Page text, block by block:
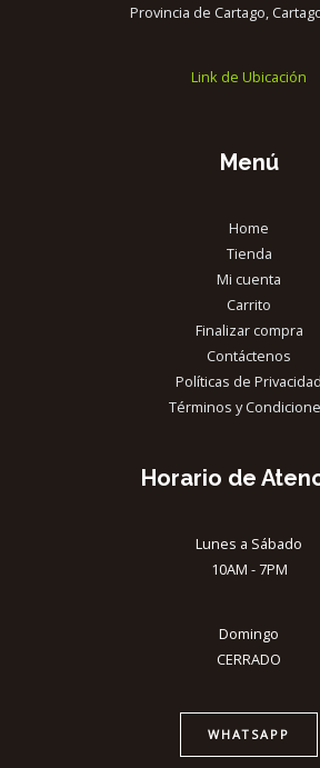
Provincia de Cartago,
Link de Ubicación
Menú
Home
Tienda
Mi cuenta
Carrito
Finalizar compra
Contáctenos
Políticas de Privacidad
Términos y
Horario de
Lunes a Sábado
10AM - 7PM
Domingo
CERRADO
WHATSAPP